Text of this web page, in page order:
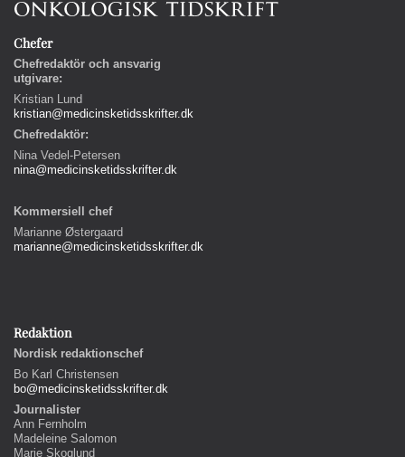
Chefer
Chefredaktör och ansvarig
utgivare:
Kristian Lund
kristian@medicinsketidsskrifter.dk
Chefredaktör:
Nina Vedel-Petersen
nina@medicinsketidsskrifter.dk
Kommersiell chef
Marianne Østergaard
marianne@medicinsketidsskrifter.dk
Redaktion
Nordisk redaktionschef
Bo Karl Christensen
bo@medicinsketidsskrifter.dk
Journalister
Ann Fernholm
Madeleine Salomon
Marie Skoglund